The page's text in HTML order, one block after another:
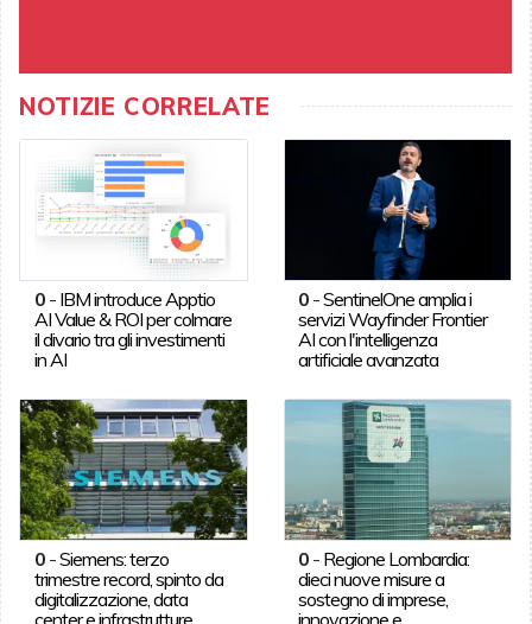
NOTIZIE CORRELATE
0- IBM introduce Apptio
AI Value & ROI per colmare
il divario tra gli investimenti
in AI
0 -SentinelOne amplia i
servizi Wayfinder Frontier
AI con l'intelligenza
artificiale avanzata
0-Siemens: terzo
trimestre record, spinto da
digitalizzazione, data
center e infrastrutture
0 - Regione Lombardia:
dieci nuove misure a
sostegno di imprese,
innovazione e